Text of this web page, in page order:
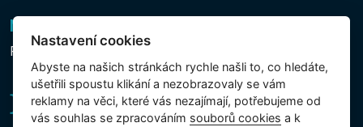
Newsletter
Přihlášení k odběru novinek
Nastavení cookies
Abyste na našich stránkách rychle našli to, co hledáte,
ušetřili spoustu klikání a nezobrazovaly se vám
reklamy na věci, které vás nezajímají, potřebujeme od
vás souhlas se zpracováním souborů cookies a k